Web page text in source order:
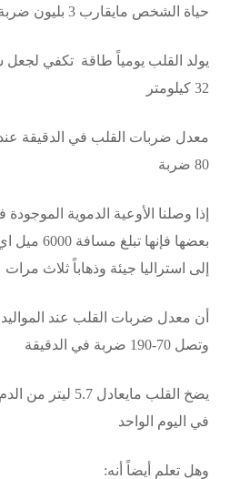
حياة الشخص مايقارب 3 بليون ضربة
32 كيلومتر
80 ضربة
إذا وصلنا الأوعية الدموية
بعضها
إلى استراليا جيئة وذهاباً ثلاث مرات
أن معدل ضربات القلب عند المواليد
وتصل 70-190 ضربة في الدقيقة
يضخ القلب مايعادل
في اليوم الواحد
وهل تعلم أيضاً أنه: